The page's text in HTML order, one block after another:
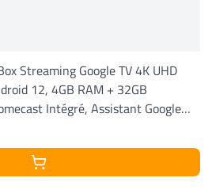
Streaming Google TV 4K UHD
12, 4GB RAM + 32GB
Intégré, Assistant Google
Vision